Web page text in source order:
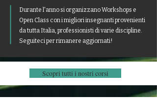
Durante l'anno si organizzano Workshops e
Open Class con i migliori insegnanti provenienti
da tutta Italia, professionisti di varie discipline.
Seguiteci per rimanere aggiornati!
Scopri tutti i nostri corsi